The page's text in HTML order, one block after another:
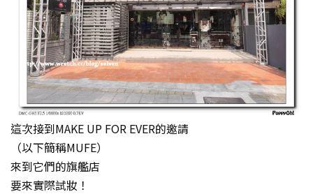
這次接到MAKE UP FOR EVER的邀請
（以下簡稱MUFE）
來到它們的旗艦店
要來實際試妝！